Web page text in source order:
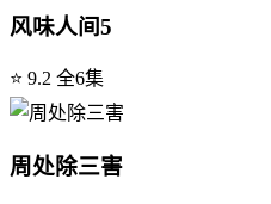
风味人间5
⭐ 9.2 全6集
周处除三害